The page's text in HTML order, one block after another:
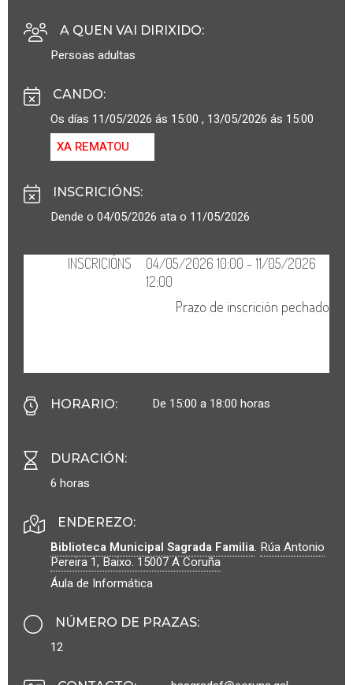
A QUEN VAI DIRIXIDO:
Persoas adultas
CANDO:
Os días 11/05/2026 ás 15:00 , 13/05/2026 ás 15:00
XA REMATOU
INSCRICIÓNS:
Dende o 04/05/2026 ata o 11/05/2026
HORARIO: De 15:00 a 18:00 horas
DURACIÓN:
6 horas
ENDEREZO:
Biblioteca Municipal Sagrada Familia. Rúa Antonio
Pereira 1, Baixo.15007A Coruña
Áula de Informática
NÚMERO DE PRAZAS:
12